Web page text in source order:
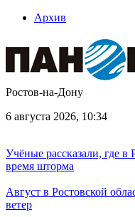
Архив
Ростов-на-Дону
6 августа 2026, 10:34
Учёные рассказали, где в
время шторма
Август в Ростовской
ветер